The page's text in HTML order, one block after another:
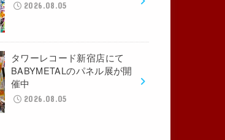
2026.08.05
タワーレコード新宿店にて
BABYMETALのパネル展が開
催中
2026.08.05